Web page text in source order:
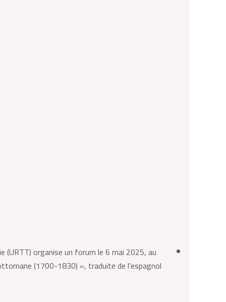
(URTT) organise un forum le 6 mai 2025, au
(1700-1830) », traduite de l’espagnol